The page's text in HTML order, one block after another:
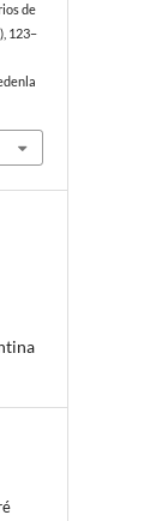
de
123–